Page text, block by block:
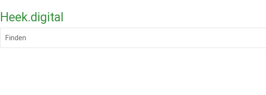
Heek.digital
Finden